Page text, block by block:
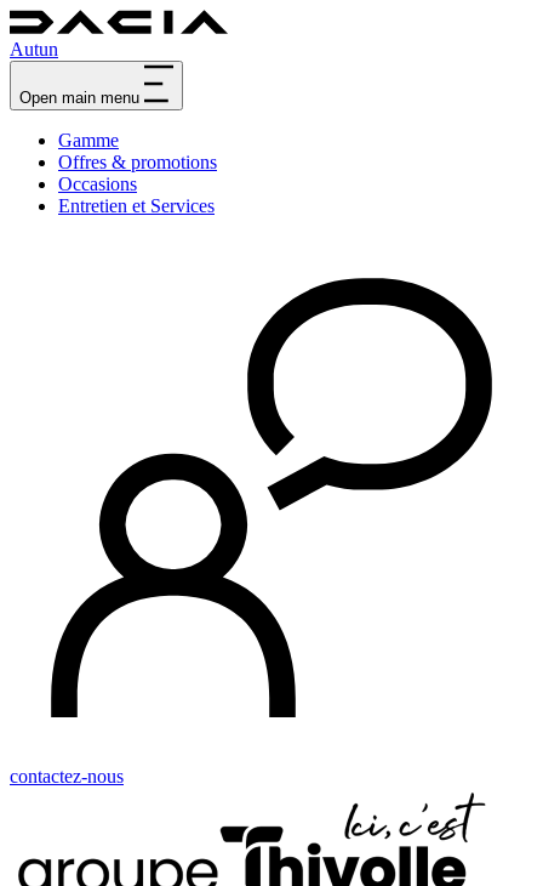
Autun
Open main menu
Gamme
Offres & promotions
Occasions
Entretien et Services
contactez-nous